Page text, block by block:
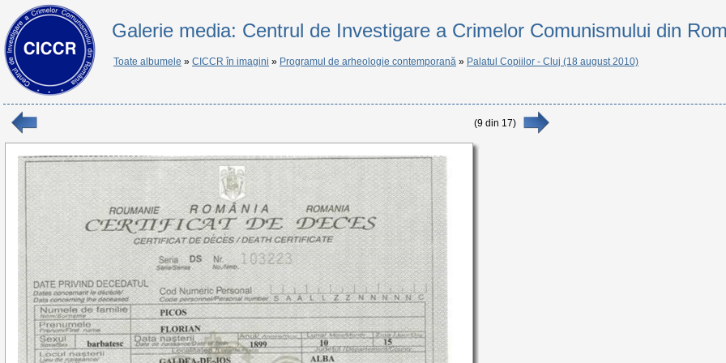
Galerie media: Centrul de Investigare a Crimelor Comunismului din
Toate albumele » CICCR în imagini » Programul de arheologie contemporană » Palatul Copiilor - Cluj (18 august 2010)
(9 din 17)